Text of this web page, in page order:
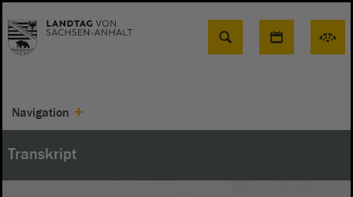
Suche
Navigation
Transkript